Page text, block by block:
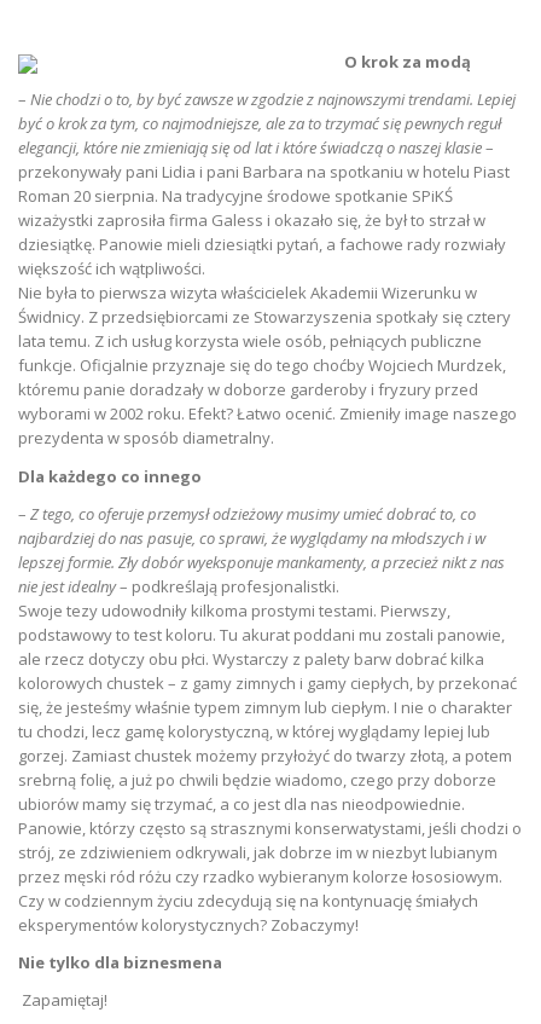
O krok za modą
– Nie chodzi o to, by być zawsze w zgodzie z najnowszymi trendami. Lepiej
być o krok za tym, co najmodniejsze, ale za to trzymać się pewnych reguł
elegancji, które nie zmieniają się od lat i które świadczą o naszej klasie–
przekonywały pani Lidia i pani Barbara na spotkaniu w hotelu Piast
Roman 20 sierpnia. Na tradycyjne środowe spotkanie SPiKŚ
wizażystki zaprosiła firma Galess i okazało się, że był to strzał w
dziesiątkę. Panowie mieli dziesiątki pytań, a fachowe rady rozwiały
większość ich wątpliwości.
Nie była to pierwsza wizyta właścicielek Akademii Wizerunku w
Świdnicy. Z przedsiębiorcami ze Stowarzyszenia spotkały się cztery
lata temu. Z ich usług korzysta wiele osób, pełniących publiczne
funkcje. Oficjalnie przyznaje się do tego choćby Wojciech Murdzek,
któremu panie doradzały w doborze garderoby i fryzury przed
wyborami w 2002 roku. Efekt? Łatwo ocenić. Zmieniły image naszego
prezydenta w sposób diametralny.
Dla każdego co innego
– Z tego, co oferuje przemysł odzieżowy musimy umieć dobrać to, co
najbardziej do nas pasuje, co sprawi, że wyglądamy na młodszych i w
lepszej formie. Zły dobór wyeksponuje mankamenty, a przecież nikt z nas
nie jest idealny– podkreślają profesjonalistki.
Swoje tezy udowodniły kilkoma prostymi testami. Pierwszy,
podstawowy to test koloru. Tu akurat poddani mu zostali panowie,
ale rzecz dotyczy obu płci. Wystarczy z palety barw dobrać kilka
kolorowych chustek – z gamy zimnych i gamy ciepłych, by przekonać
się, że jesteśmy właśnie typem zimnym lub ciepłym. I nie o charakter
tu chodzi, lecz gamę kolorystyczną, w której wyglądamy lepiej lub
gorzej. Zamiast chustek możemy przyłożyć do twarzy złotą, a potem
srebrną folię, a już po chwili będzie wiadomo, czego przy doborze
ubiorów mamy się trzymać, a co jest dla nas nieodpowiednie.
Panowie, którzy często są strasznymi konserwatystami, jeśli chodzi o
strój, ze zdziwieniem odkrywali, jak dobrze im w niezbyt lubianym
przez męski ród różu czy rzadko wybieranym kolorze łososiowym.
Czy w codziennym życiu zdecydują się na kontynuację śmiałych
eksperymentów kolorystycznych? Zobaczymy!
Nie tylko dla biznesmena
Zapamiętaj!